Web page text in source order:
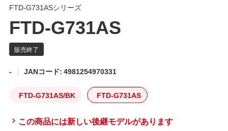
FTD-G731ASシリーズ
FTD-G731AS
- JANコード: 4981254970331
FTD-G731AS/BK FTD-G731AS
この商品には新しい後継モデルがあります